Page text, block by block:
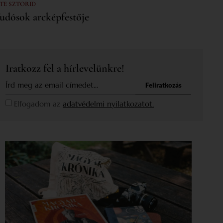
SZTORID
arcképfestője
Iratkozz fel a hírlevelünkre!
Elfogadom az adatvédelmi nyilatkozatot.
Feliratkozás